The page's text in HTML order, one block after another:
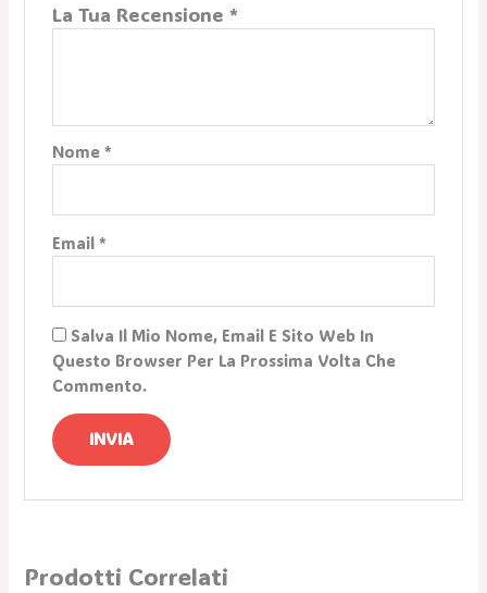
La Tua Recensione *
Nome *
Email *
Salva Il Mio Nome, Email E Sito Web In
Questo Browser Per La Prossima Volta Che
Commento.
Prodotti Correlati